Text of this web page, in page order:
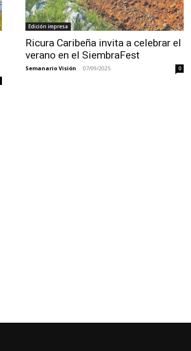
Edición impresa
Ricura Caribeña invita a celebrar el
verano en el SiembraFest
Semanario Visión - 07/09/2025 0